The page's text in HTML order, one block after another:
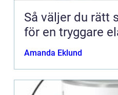
Så väljer du rätt
för en tryggare
Amanda Eklund